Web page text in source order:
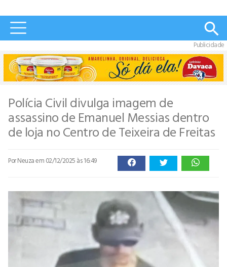
Publicidade
Polícia Civil divulga imagem de
assassino de Emanuel Messias dentro
de loja no Centro de Teixeira de Freitas
Por Neuzaem 02/12/2025 às 16:49